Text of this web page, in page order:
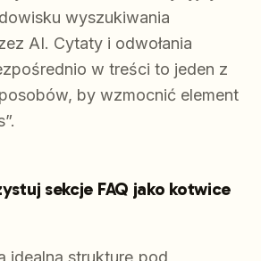
wyszukiwania
AI. Cytaty i odwołania
w treści to jeden z
by wzmocnić element
sekcje FAQ jako kotwice
idealną strukturę pod